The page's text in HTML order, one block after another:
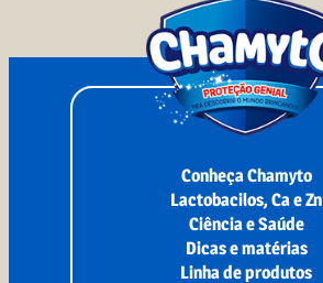
Conheça Chamyto
Lactobacilos, Ca e Zn
Ciência e Saúde
Dicas e matérias
Linha de produtos